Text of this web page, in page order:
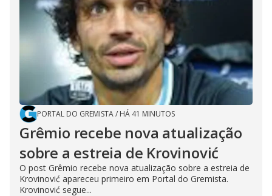
PORTAL DO GREMISTA/ HÁ 41 MINUTOS
Grêmio recebe nova atualização
sobre a estreia de Krovinović
O post Grêmio recebe nova atualização sobre a estreia de
Krovinović apareceu primeiro em Portal do Gremista.
Krovinović segue...